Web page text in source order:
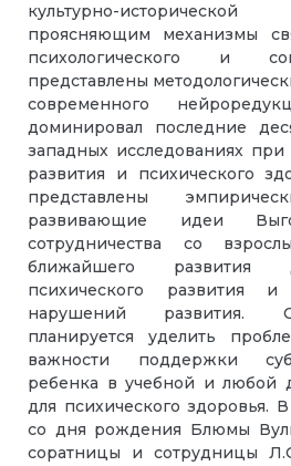
культурно-
проясняющим механизмы
психологического и
представлены
современного
доминировал последние
западных исследованиях при
развития и психического
представлены
развивающие идеи
сотрудничества со
ближайшего развития
психического развития
нарушений развития.
планируется уделить
важности поддержки
ребенка в учебной и любой
для психического здоровья.
со дня рождения Блюмы
соратницы и сотрудницы